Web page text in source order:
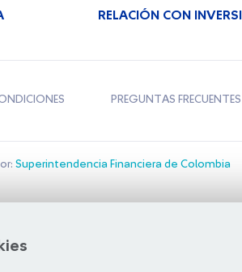
RELACIÓN CON
PREGUNTAS FRECUENTES
Superintendencia Financiera de Colombia